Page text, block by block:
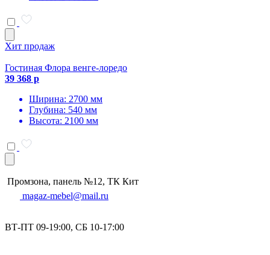
Хит продаж
Гостиная Флора венге-лоредо
39 368 р
Ширина: 2700 мм
Глубина: 540 мм
Высота: 2100 мм
Промзона, панель №12, ТК Кит
magaz-mebel@mail.ru
ВТ-ПТ 09-19:00, СБ 10-17:00